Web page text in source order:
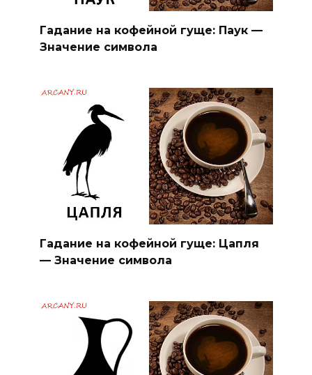
Гадание на кофейной гуще: Паук —
Значение символа
Гадание на кофейной гуще: Цапля
— Значение символа